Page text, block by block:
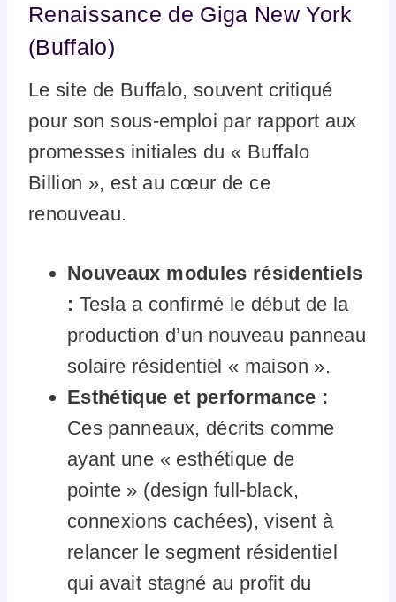
Renaissance de Giga New York
(Buffalo)
Le site de Buffalo, souvent critiqué
pour son sous-emploi par rapport aux
promesses initiales du « Buffalo
Billion », est au cœur de ce
renouveau.
Nouveaux modules résidentiels
: Tesla a confirmé le début de la
production d’un nouveau panneau
solaire résidentiel « maison ».
Esthétique et performance :
Ces panneaux, décrits comme
ayant une « esthétique de
pointe » (design full-black,
connexions cachées), visent à
relancer le segment résidentiel
qui avait stagné au profit du